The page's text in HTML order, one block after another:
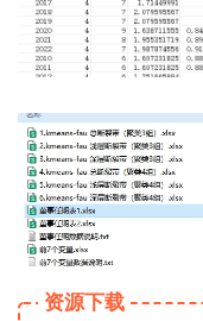
资源下载